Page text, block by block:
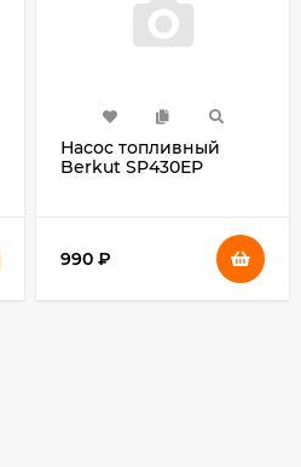
Насос топливный
Berkut SP430ЕР
990 ₽